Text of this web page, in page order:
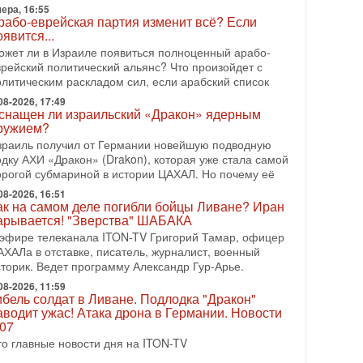
и Иран: последний шанс - НОВОСТИ
08/2026
США Дональд Трамп объявил о
переговоров с Ираном, но Тегеран пока
подтвердил готовность к диалогу. По словам
2026, 08:42
отменил удар по Ирану - НОВОСТИ
08/2026
США Дональд Трамп сегодня заявил об
подготовленного удара по Ирану после
Тегерана и других стран региона. По его
2026, 17:50
голос» Израиля: кто заберет его на этот
русскоязычных репатриантов не раз кардинально
политический ландшафт Израиля. Достаточно
взлет партии «Исраэль ба-алия», когда
07-2026, 17:00
закрытых дверей: о чём на самом деле
Трамп и Нетаньяху?
визит премьер-министра Израиля Биньямина
16:55
еврейская партия изменит всё? Если
ли в Израиле появиться полноценный арабо-
политический альянс? Что произойдет с
раскладом сил, если арабский список
2026, 17:49
ли израильский «Дракон» ядерным
получил от Германии новейшую подводную
АХИ «Дракон» (Drakon), которая уже стала самой
субмариной в истории ЦАХАЛ. Но почему её
2026, 16:51
на самом деле погибли бойцы Ливане? Иран
"Зверства" ШАБАКА
телеканала ITON-TV Григорий Тамар, офицер
в отставке, писатель, журналист, военный
Ведет программу Александр Гур-Арье.
2026, 11:59
солдат в Ливане. Подлодка "Дракон"
ужас! Атака дрона в Германии. Новости
главные новости дня на ITON-TV